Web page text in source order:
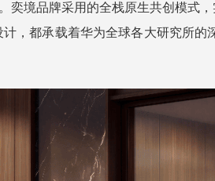
境品牌采用的全栈原生共创模式
，都承载着华为全球各大研究所